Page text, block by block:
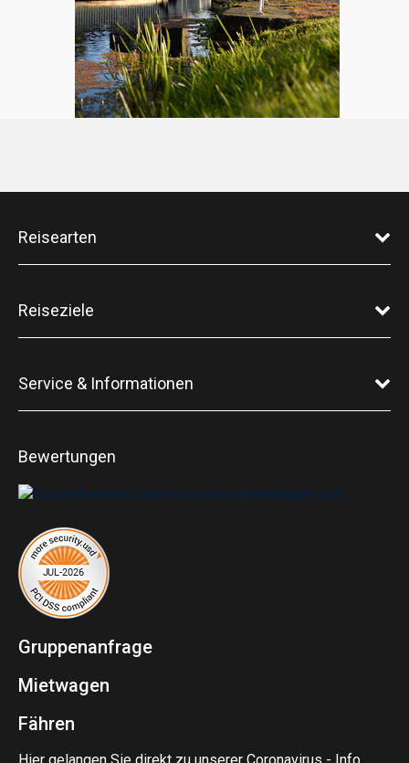
Reisearten
Reiseziele
Service & Informationen
Bewertungen
Gruppenanfrage
Mietwagen
Fähren